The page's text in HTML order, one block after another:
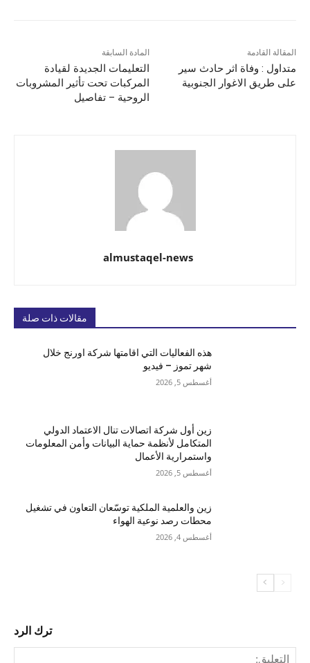
المادة السابقة
التعليمات الجديدة لقيادة
المركبات تحت تأثير المشروبات
الروحية – تفاصيل
المقالة القادمة
متداول : وفاة اثر حادث سير
على طريق الاغوار الجنوبية
almustaqel-news
مقالات ذات صلة
هذه الفعاليات التي اقامتها شركة اورنج خلال
شهر تموز – فيديو
أغسطس 5, 2026
زين أول شركة اتصالات تنال الاعتماد الدولي
المتكامل لأنظمة حماية البيانات وأمن المعلومات
واستمرارية الأعمال
أغسطس 5, 2026
زين والعلمية الملكية توسّعان التعاون في تشغيل
محطات رصد نوعية الهواء
أغسطس 4, 2026
ترك الرد